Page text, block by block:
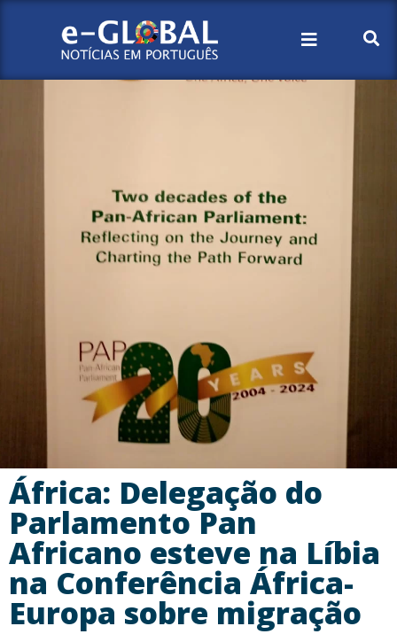
África: Delegação do
Parlamento Pan
Africano esteve na Líbia
na Conferência África-
Europa sobre migração